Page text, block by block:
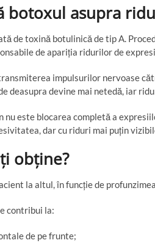
botoxul asupra
de toxină botulinică de tip A.
de apariția ridurilor de
impulsurilor nervoase
deasupra devine mai netedă, iar
nu este blocarea completă a
dar cu riduri mai puțin
obține?
la altul, în funcție de
contribui la:
de pe frunte;